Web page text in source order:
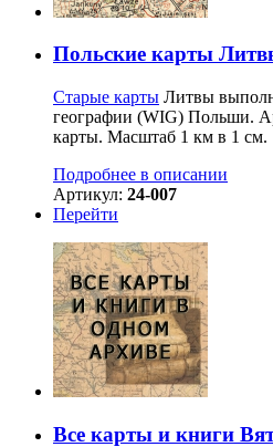
Польские карты
Старые карты Литвы
географии (WIG) Польши.
карты. Масштаб 1 км в 1 см.
Подробнее в описании
Артикул: 24-007
Перейти
Все карты и книги